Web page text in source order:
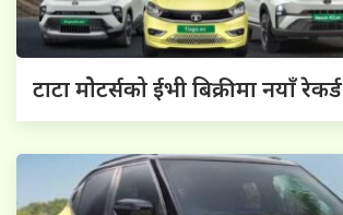
टाटा मोेटर्सको ईभी बिक्रीमा नयाँ रेकर्ड